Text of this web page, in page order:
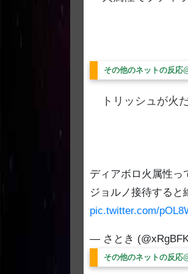
その他のネットの反応
トリッシュが火
ディアボロ火属性っ
ジョルノ接待すると
pic.twitter.com/
— さとき
その他のネットの反応